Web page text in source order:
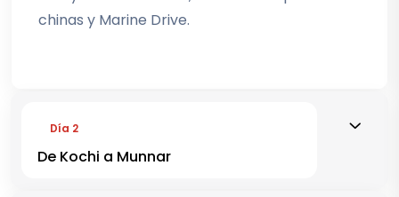
chinas y Marine Drive.
Día 2
De Kochi a Munnar